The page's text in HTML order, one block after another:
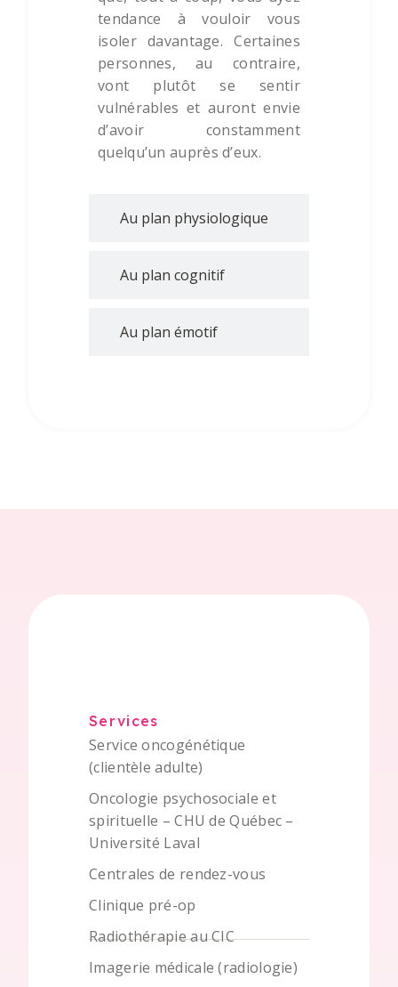
Au plan physiologique
Au plan cognitif
Au plan émotif
tendance à vouloir vous
isoler davantage. Certaines
personnes, au contraire,
vont plutôt se sentir
vulnérables et auront envie
d’avoir constamment
quelqu’un auprès d’eux.
Services
Service oncogénétique
(clientèle adulte)
Oncologie psychosociale et
spirituelle – CHU de Québec –
Université Laval
Centrales de rendez-vous
Clinique pré-op
Radiothérapie au CIC
Imagerie médicale (radiologie)